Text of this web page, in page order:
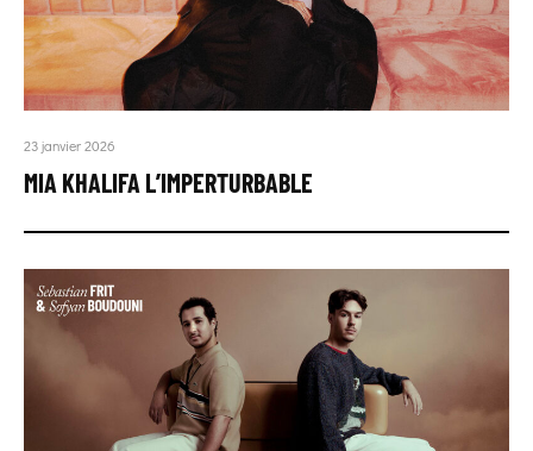
23 janvier 2026
MIA KHALIFA L’IMPERTURBABLE